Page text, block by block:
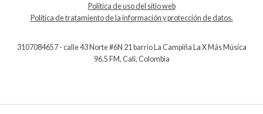
Política de uso del sitio web
Política de tratamiento de la información y protección de datos.
3107084657 - calle 43 Norte #6N 21 barrio La Campiña La X Más Música
96.5 FM, Cali, Colombia